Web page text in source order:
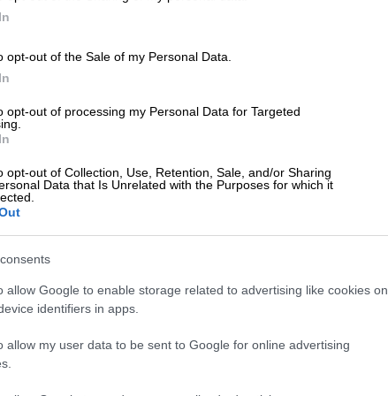
opt-out of the Sale of my Personal Data.
opt-out of processing my Personal Data for Targeted
opt-out of Collection, Use, Retention, Sale, and/or Sharing
Data that Is Unrelated with the Purposes for which it
allow Google to enable storage related to advertising like cookies on
identifiers in apps.
allow my user data to be sent to Google for online advertising
Η 22η Διεθνής Έκθεση Βιβλίου
μία χρονιά, να αποτελέσει σημείο
ρόλο της ως ένα από τα
σημαντικότερα γεγονότα για το
Διεθνής Έκθεση Βιβλίου
Θεσσαλονίκης: «Τα ορφανά
Ελληνόπουλα του 1821»-Ο